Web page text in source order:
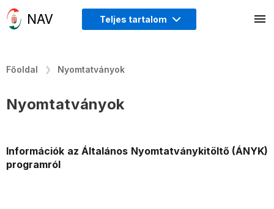
Teljes tartalom
Főoldal Nyomtatványok
Nyomtatványok
Információk az Általános Nyomtatványkitöltő (ÁNYK)
programról